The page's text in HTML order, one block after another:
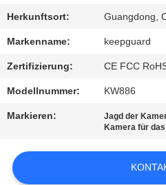
KONTAKT
MIT
UNS
NEUIGKEITEN
BITTE
Herkunftsort: Guangdong,
Markenname: keepguard
Zertifizierung: CE FCC
Modellnummer: KW886
Markieren: Jagd der
Kamera für